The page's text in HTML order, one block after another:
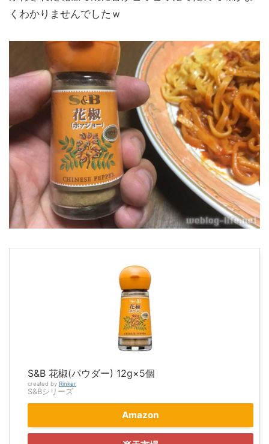
くわかりませんでしたｗ
S&B 花椒(パウダー) 12g×5個
created by Rinker
S&Bシリーズ
Amazon